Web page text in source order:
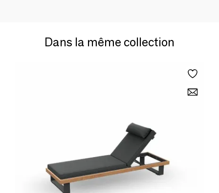
Dans la même collection